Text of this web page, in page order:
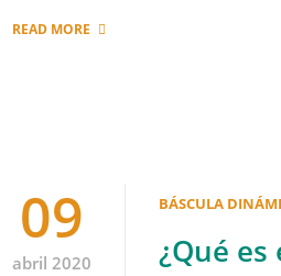
READ MORE
09
abril 2020
BÁSCULA
¿Qué